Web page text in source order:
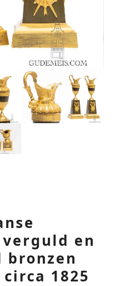
en
bronzen
1825